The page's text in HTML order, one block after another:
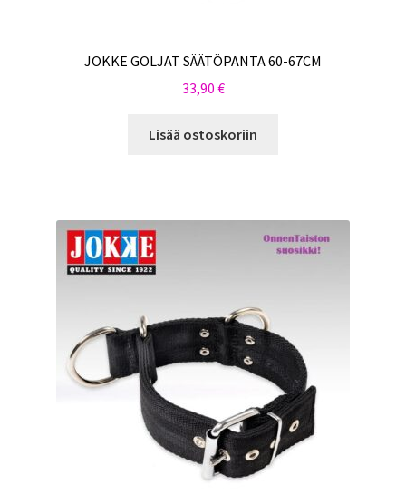
JOKKE GOLJAT SÄÄTÖPANTA 60-67CM
33,90 €
Lisää ostoskoriin